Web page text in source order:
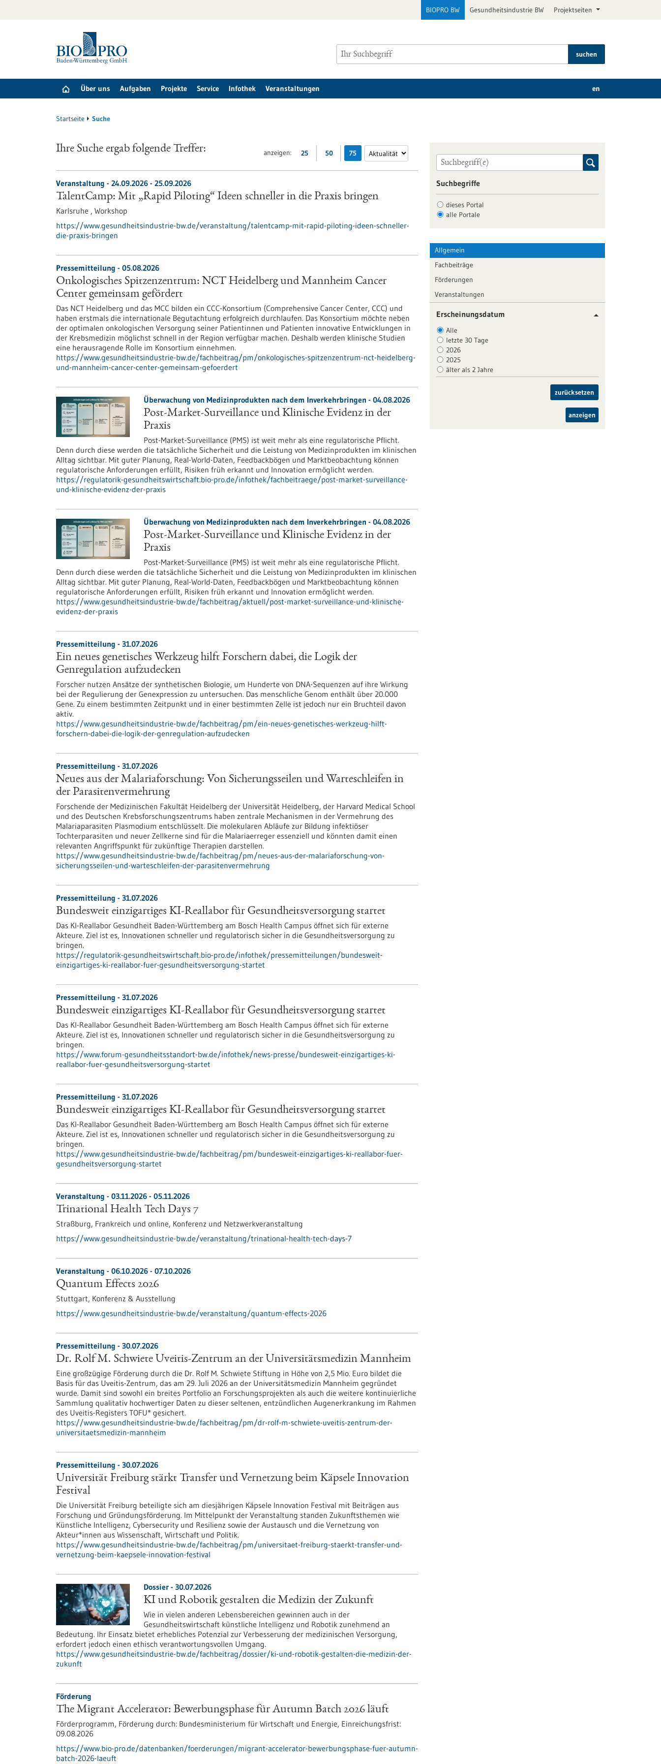
BIOPRO BW Gesundheitsindustrie BW Projektseiten
suchen
Über uns Aufgaben Projekte Service Infothek Veranstaltungen en
Startseite Suche
anzeigen: 25 50 75
Ihre Suche ergab folgende Treffer:
Veranstaltung - 24.09.2026 - 25.09.2026
TalentCamp: Mit „Rapid Piloting“ Ideen schneller in die Praxis bringen
Karlsruhe , Workshop
https://www.gesundheitsindustrie-bw.de/veranstaltung/talentcamp-mit-rapid-piloting-ideen-schneller-
die-praxis-bringen
Pressemitteilung - 05.08.2026
Onkologisches Spitzenzentrum: NCT Heidelberg und Mannheim Cancer
Center gemeinsam gefördert
Das NCT Heidelberg und das MCC bilden ein CCC-Konsortium (Comprehensive Cancer Center, CCC) und
haben erstmals die internationale Begutachtung erfolgreich durchlaufen. Das Konsortium möchte neben
der optimalen onkologischen Versorgung seiner Patientinnen und Patienten innovative Entwicklungen in
der Krebsmedizin möglichst schnell in der Region verfügbar machen. Deshalb werden klinische Studien
eine herausragende Rolle im Konsortium einnehmen.
https://www.gesundheitsindustrie-bw.de/fachbeitrag/pm/onkologisches-spitzenzentrum-nct-heidelberg-
und-mannheim-cancer-center-gemeinsam-gefoerdert
Überwachung von Medizinprodukten nach dem Inverkehrbringen - 04.08.2026
Post-Market-Surveillance und Klinische Evidenz in der
Praxis
Post-Market-Surveillance (PMS) ist weit mehr als eine regulatorische Pflicht.
Denn durch diese werden die tatsächliche Sicherheit und die Leistung von Medizinprodukten im klinischen
Alltag sichtbar. Mit guter Planung, Real-World-Daten, Feedbackbögen und Marktbeobachtung können
regulatorische Anforderungen erfüllt, Risiken früh erkannt und Innovation ermöglicht werden.
https://regulatorik-gesundheitswirtschaft.bio-pro.de/infothek/fachbeitraege/post-market-surveillance-
und-klinische-evidenz-der-praxis
Überwachung von Medizinprodukten nach dem Inverkehrbringen - 04.08.2026
Post-Market-Surveillance und Klinische Evidenz in der
Praxis
Post-Market-Surveillance (PMS) ist weit mehr als eine regulatorische Pflicht.
Denn durch diese werden die tatsächliche Sicherheit und die Leistung von Medizinprodukten im klinischen
Alltag sichtbar. Mit guter Planung, Real-World-Daten, Feedbackbögen und Marktbeobachtung können
regulatorische Anforderungen erfüllt, Risiken früh erkannt und Innovation ermöglicht werden.
https://www.gesundheitsindustrie-bw.de/fachbeitrag/aktuell/post-market-surveillance-und-klinische-
evidenz-der-praxis
Pressemitteilung - 31.07.2026
Ein neues genetisches Werkzeug hilft Forschern dabei, die Logik der
Genregulation aufzudecken
Forscher nutzen Ansätze der synthetischen Biologie, um Hunderte von DNA-Sequenzen auf ihre Wirkung
bei der Regulierung der Genexpression zu untersuchen. Das menschliche Genom enthält über 20.000
Gene. Zu einem bestimmten Zeitpunkt und in einer bestimmten Zelle ist jedoch nur ein Bruchteil davon
aktiv.
https://www.gesundheitsindustrie-bw.de/fachbeitrag/pm/ein-neues-genetisches-werkzeug-hilft-
forschern-dabei-die-logik-der-genregulation-aufzudecken
Pressemitteilung - 31.07.2026
Neues aus der Malariaforschung: Von Sicherungsseilen und Warteschleifen in
der Parasitenvermehrung
Forschende der Medizinischen Fakultät Heidelberg der Universität Heidelberg, der Harvard Medical School
und des Deutschen Krebsforschungszentrums haben zentrale Mechanismen in der Vermehrung des
Malariaparasiten Plasmodium entschlüsselt. Die molekularen Abläufe zur Bildung infektiöser
Tochterparasiten und neuer Zellkerne sind für die Malariaerreger essenziell und könnten damit einen
relevanten Angriffspunkt für zukünftige Therapien darstellen.
https://www.gesundheitsindustrie-bw.de/fachbeitrag/pm/neues-aus-der-malariaforschung-von-
sicherungsseilen-und-warteschleifen-der-parasitenvermehrung
Pressemitteilung - 31.07.2026
Bundesweit einzigartiges KI-Reallabor für Gesundheits­versorgung startet
Das KI-Reallabor Gesundheit Baden-Württemberg am Bosch Health Campus öffnet sich für externe
Akteure. Ziel ist es, Innovationen schneller und regulatorisch sicher in die Gesundheitsversorgung zu
bringen.
https://regulatorik-gesundheitswirtschaft.bio-pro.de/infothek/pressemitteilungen/bundesweit-
einzigartiges-ki-reallabor-fuer-gesundheitsversorgung-startet
Pressemitteilung - 31.07.2026
Bundesweit einzigartiges KI-Reallabor für Gesundheits­versorgung startet
Das KI-Reallabor Gesundheit Baden-Württemberg am Bosch Health Campus öffnet sich für externe
Akteure. Ziel ist es, Innovationen schneller und regulatorisch sicher in die Gesundheitsversorgung zu
bringen.
https://www.forum-gesundheitsstandort-bw.de/infothek/news-presse/bundesweit-einzigartiges-ki-
reallabor-fuer-gesundheitsversorgung-startet
Pressemitteilung - 31.07.2026
Bundesweit einzigartiges KI-Reallabor für Gesundheits­versorgung startet
Das KI-Reallabor Gesundheit Baden-Württemberg am Bosch Health Campus öffnet sich für externe
Akteure. Ziel ist es, Innovationen schneller und regulatorisch sicher in die Gesundheitsversorgung zu
bringen.
https://www.gesundheitsindustrie-bw.de/fachbeitrag/pm/bundesweit-einzigartiges-ki-reallabor-fuer-
gesundheitsversorgung-startet
Veranstaltung - 03.11.2026 - 05.11.2026
Trinational Health Tech Days 7
Straßburg, Frankreich und online, Konferenz und Netzwerkveranstaltung
https://www.gesundheitsindustrie-bw.de/veranstaltung/trinational-health-tech-days-7
Veranstaltung - 06.10.2026 - 07.10.2026
Quantum Effects 2026
Stuttgart, Konferenz & Ausstellung
https://www.gesundheitsindustrie-bw.de/veranstaltung/quantum-effects-2026
Pressemitteilung - 30.07.2026
Dr. Rolf M. Schwiete Uveitis-Zentrum an der Universitätsmedizin Mannheim
Eine großzügige Förderung durch die Dr. Rolf M. Schwiete Stiftung in Höhe von 2,5 Mio. Euro bildet die
Basis für das Uveitis-Zentrum, das am 29. Juli 2026 an der Universitätsmedizin Mannheim gegründet
wurde. Damit sind sowohl ein breites Portfolio an Forschungsprojekten als auch die weitere kontinuierliche
Sammlung qualitativ hochwertiger Daten zu dieser seltenen, entzündlichen Augenerkrankung im Rahmen
des Uveitis-Registers TOFU* gesichert.
https://www.gesundheitsindustrie-bw.de/fachbeitrag/pm/dr-rolf-m-schwiete-uveitis-zentrum-der-
universitaetsmedizin-mannheim
Pressemitteilung - 30.07.2026
Universität Freiburg stärkt Transfer und Vernetzung beim Käpsele Innovation
Festival
Die Universität Freiburg beteiligte sich am diesjährigen Käpsele Innovation Festival mit Beiträgen aus
Forschung und Gründungsförderung. Im Mittelpunkt der Veranstaltung standen Zukunftsthemen wie
Künstliche Intelligenz, Cybersecurity und Resilienz sowie der Austausch und die Vernetzung von
Akteur*innen aus Wissenschaft, Wirtschaft und Politik.
https://www.gesundheitsindustrie-bw.de/fachbeitrag/pm/universitaet-freiburg-staerkt-transfer-und-
vernetzung-beim-kaepsele-innovation-festival
Dossier - 30.07.2026
KI und Robotik gestalten die Medizin der Zukunft
Wie in vielen anderen Lebensbereichen gewinnen auch in der
Gesundheitswirtschaft künstliche Intelligenz und Robotik zunehmend an
Bedeutung. Ihr Einsatz bietet erhebliches Potenzial zur Verbesserung der medizinischen Versorgung,
erfordert jedoch einen ethisch verantwortungsvollen Umgang.
https://www.gesundheitsindustrie-bw.de/fachbeitrag/dossier/ki-und-robotik-gestalten-die-medizin-der-
zukunft
Förderung
The Migrant Accelerator: Bewerbungsphase für Autumn Batch 2026 läuft
Förderprogramm, Förderung durch: Bundesministerium für Wirtschaft und Energie, Einreichungsfrist:
09.08.2026
https://www.bio-pro.de/datenbanken/foerderungen/migrant-accelerator-bewerbungsphase-fuer-autumn-
batch-2026-laeuft
Suchbegriffe
dieses Portal
alle Portale
Allgemein
Fachbeiträge
Förderungen
Veranstaltungen
Erscheinungsdatum
Alle
letzte 30 Tage
2026
2025
älter als 2 Jahre
zurücksetzen
anzeigen